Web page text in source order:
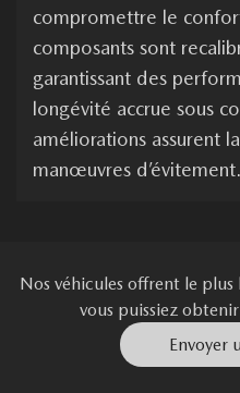
compromettre le
composants sont
garantissant des
longévité accrue sous
améliorations assurent
manœuvres d’évitement.
Nos véhicules offrent le
vous puissiez
Envoyer